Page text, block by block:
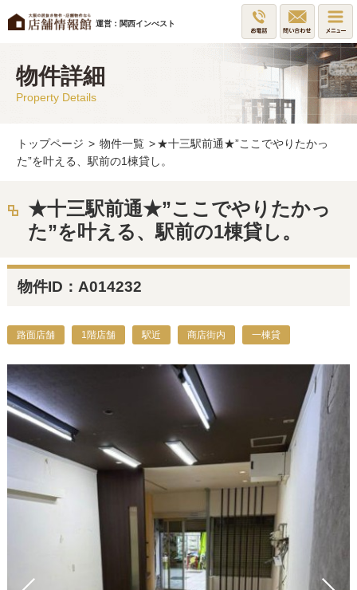
運営：関西インべスト
物件詳細
Property Details
トップページ > 物件一覧 >★十三駅前通★”ここでやりたかっ
た”を叶える、駅前の1棟貸し。
★十三駅前通★”ここでやりたかっ
た”を叶える、駅前の1棟貸し。
物件ID：A014232
路面店舗 1階店舗 駅近 商店街内 一棟貸